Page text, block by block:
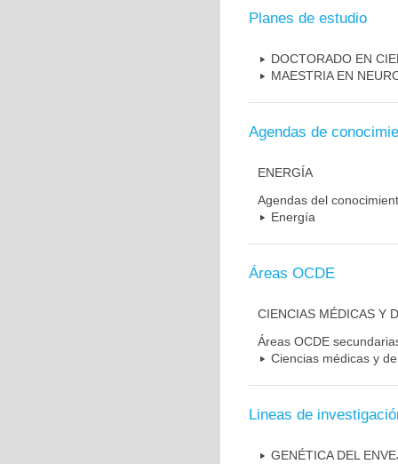
Planes de estudio
DOCTORADO EN
MAESTRIA EN
Agendas de
ENERGÍA
Agendas del
Energía
Áreas OCDE
CIENCIAS MÉDICAS Y
Áreas OCDE
Ciencias médicas y
Lineas de
GENÉTICA DEL